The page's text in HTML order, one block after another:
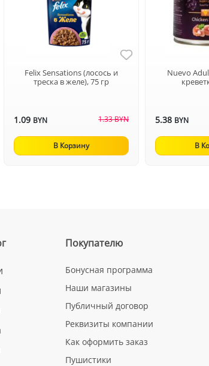
Felix Sensations (лосось и
треска в желе), 75 гр
1.09 BYN 1.33 BYN
В Корзину
Nuevo
5.38 BYN
В
Покупателю
Бонусная программа
Наши магазины
Публичный договор
Реквизиты компании
Как оформить заказ
Пушистики